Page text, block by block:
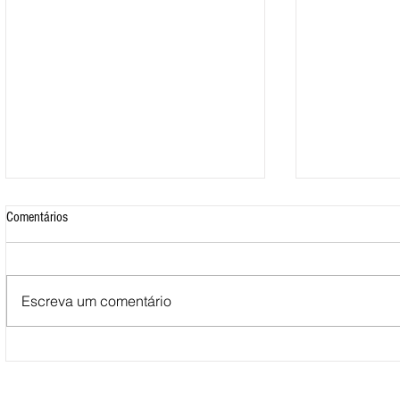
Comentários
Escreva um comentário